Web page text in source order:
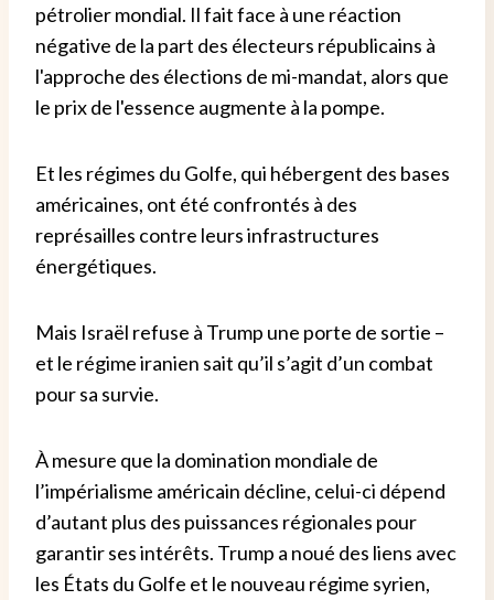
pétrolier mondial. Il fait face à une réaction
négative de la part des électeurs républicains à
l'approche des élections de mi-mandat, alors que
le prix de l'essence augmente à la pompe.
Et les régimes du Golfe, qui hébergent des bases
américaines, ont été confrontés à des
représailles contre leurs infrastructures
énergétiques.
Mais Israël refuse à Trump une porte de sortie –
et le régime iranien sait qu’il s’agit d’un combat
pour sa survie.
À mesure que la domination mondiale de
l’impérialisme américain décline, celui-ci dépend
d’autant plus des puissances régionales pour
garantir ses intérêts. Trump a noué des liens avec
les États du Golfe et le nouveau régime syrien,